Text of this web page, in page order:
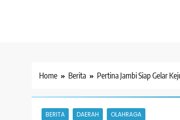
Home Berita Pertina Jambi Siap Gelar
BERITA DAERAH OLAHRAGA